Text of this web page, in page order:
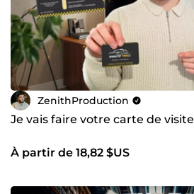
ZenithProduction
Je vais faire votre carte de visite
À partir de 18,82 $US